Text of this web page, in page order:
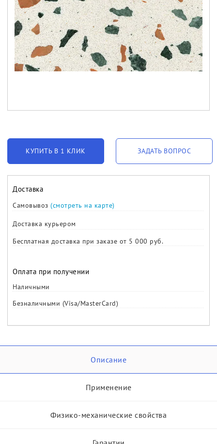
КУПИТЬ В 1 КЛИК ЗАДАТЬ ВОПРОС
Доставка
Самовывоз (смотреть на карте)
Доставка курьером
Бесплатная доставка при заказе от 5 000 руб.
Оплата при получении
Наличными
Безналичными (Visa/MasterCard)
Описание
Применение
Физико-механические свойства